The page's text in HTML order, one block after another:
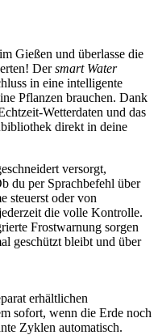
Gießen und überlasse die
Dersmart Water
in eine intelligente
Pflanzen brauchen. Dank
Wetterdaten und das
direkt in deine
versorgt,
du per Sprachbefehl über
steuerst oder von
die volle Kontrolle.
Frostwarnung sorgen
geschützt bleibt und über
erhältlichen
sofort, wenn die Erde noch
Zyklen automatisch.